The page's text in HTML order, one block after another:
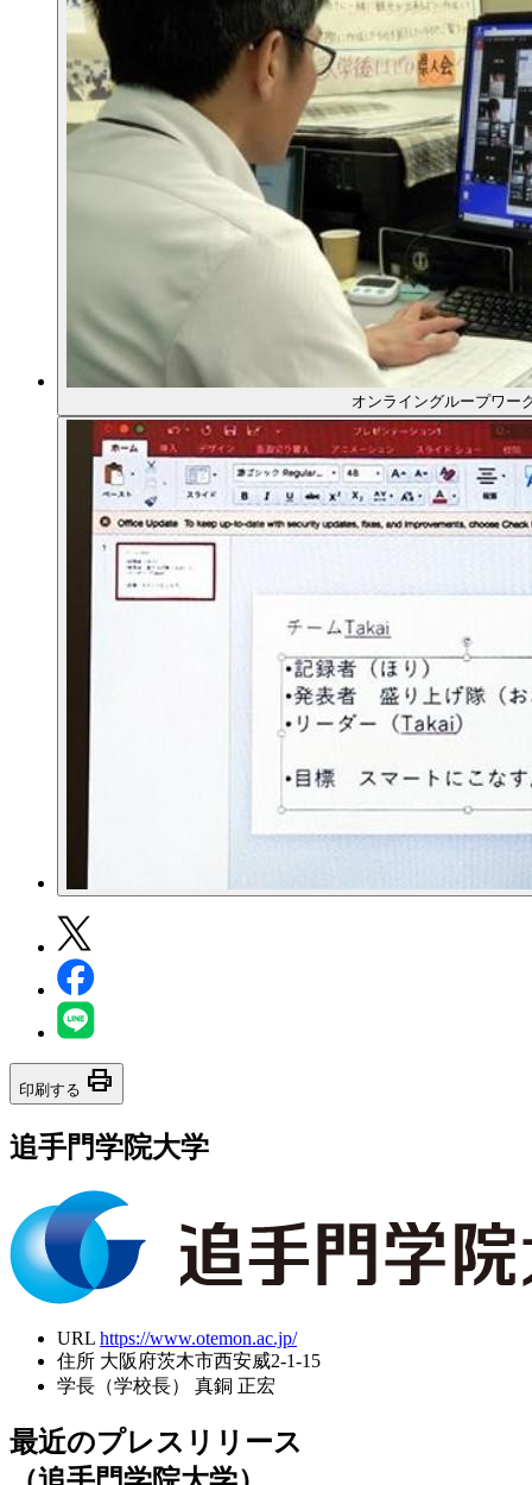
オンライングループワー
印刷する print
追手門学院大学
URL https://www.otemon.ac.jp/
住所 大阪府茨木市西安威2-1-15
学長（学校長）
真銅 正宏
最近のプレスリリース